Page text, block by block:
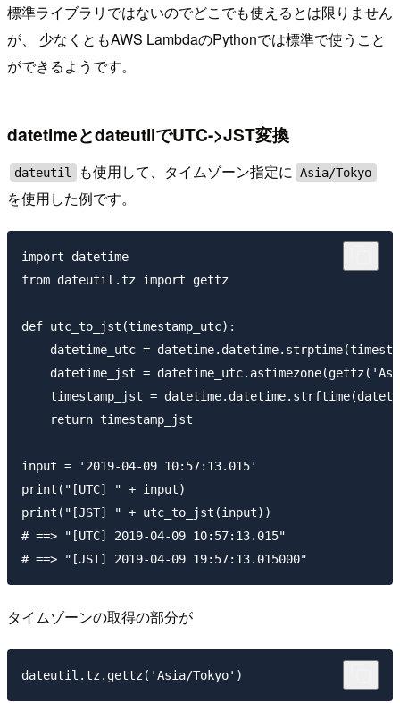
標準ライブラリではないのでどこでも使えるとは限りません
が、 少なくともAWS LambdaのPythonでは標準で使うこと
ができるようです。
datetimeとdateutilでUTC->JST変換
dateutil も使用して、タイムゾーン指定に Asia/Tokyo
を使用した例です。
import datetime
from dateutil.tz import gettz
def utc_to_jst(timestamp_utc):
datetime_utc =
datetime_jst =
timestamp_jst =
    return timestamp_jst
input = '2019-04-09 10:57:13.015'
print("[UTC] " + input)
print("[JST] " + utc_to_jst(input))
# ==> "[UTC] 2019-04-09 10:57:13.015"
タイムゾーンの取得の部分が